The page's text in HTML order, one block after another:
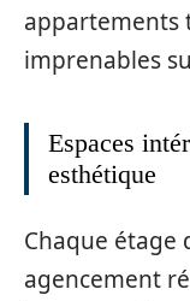
appartements
imprenables
Espaces
esthétique
Chaque étage
agencement